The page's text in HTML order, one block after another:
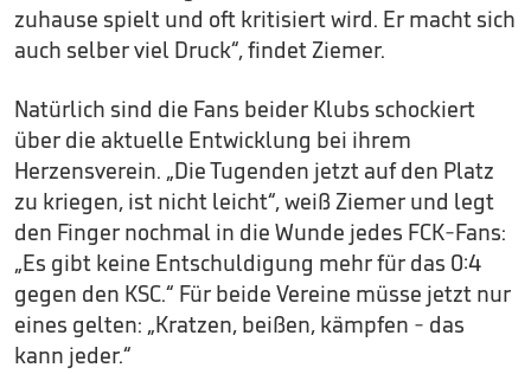
zuhause spielt und oft kritisiert wird. Er macht sich
auch selber viel Druck“, findet Ziemer.
Natürlich sind die Fans beider Klubs schockiert
über die aktuelle Entwicklung bei ihrem
Herzensverein. „Die Tugenden jetzt auf den Platz
zu kriegen, ist nicht leicht“, weiß Ziemer und legt
den Finger nochmal in die Wunde jedes FCK-Fans:
„Es gibt keine Entschuldigung mehr für das 0:4
gegen den KSC.“ Für beide Vereine müsse jetzt nur
eines gelten: „Kratzen, beißen, kämpfen - das
kann jeder.“